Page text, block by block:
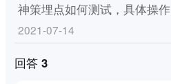
神策埋点如何测试，具体操作
2021-07-14
回答 3